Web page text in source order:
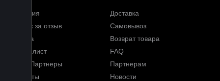
Гарантия
Доставка
Кэшбэк за отзыв
Самовывоз
Оплата
Возврат товара
Прайс-лист
FAQ
Наши Партнеры
Партнерам
Контакты
Новости